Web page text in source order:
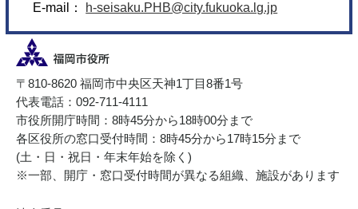
E-mail：
h-seisaku.PHB@city.fukuoka.lg.jp
〒810-8620 福岡市中央区天神1丁目8番1号
代表電話：092-711-4111
市役所開庁時間：8時45分から18時00分まで
各区役所の窓口受付時間：8時45分から17時15分まで
(土・日・祝日・年末年始を除く)
※一部、開庁・窓口受付時間が異なる組織、施設があります